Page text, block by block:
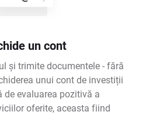
un cont
și trimite documentele - fără
unui cont de investiții
de evaluarea pozitivă a
oferite, aceasta fiind